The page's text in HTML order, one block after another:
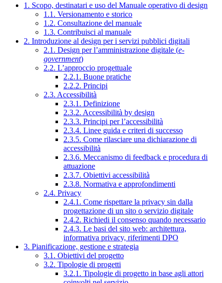
1. Scopo, destinatari e uso del Manuale operativo di design
1.1. Versionamento e storico
1.2. Consultazione del manuale
1.3. Contribuisci al manuale
2. Introduzione al design per i servizi pubblici digitali
2.1. Design per l’amministrazione digitale (e-
government)
2.2. L’approccio progettuale
2.2.1. Buone pratiche
2.2.2. Principi
2.3. Accessibilità
2.3.1. Definizione
2.3.2. Accessibilità by design
2.3.3. Principi per l’accessibilità
2.3.4. Linee guida e criteri di successo
2.3.5. Come rilasciare una dichiarazione di
accessibilità
2.3.6. Meccanismo di feedback e procedura di
attuazione
2.3.7. Obiettivi accessibilità
2.3.8. Normativa e approfondimenti
2.4. Privacy
2.4.1. Come rispettare la privacy sin dalla
progettazione di un sito o servizio digitale
2.4.2. Richiedi il consenso quando necessario
2.4.3. Le basi del sito web: architettura,
informativa privacy, riferimenti DPO
3. Pianificazione, gestione e strategia
3.1. Obiettivi del progetto
3.2. Tipologie di progetti
3.2.1. Tipologie di progetto in base agli attori